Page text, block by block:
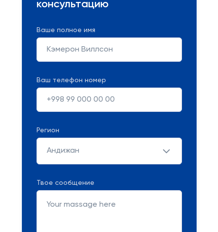
консультацию
Ваше полное имя
Ваш телефон номер
Регион
Андижан
Твое сообщение